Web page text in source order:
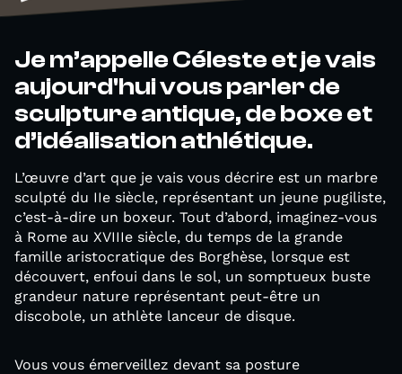
Je m’appelle Céleste et je vais
aujourd'hui vous parler de
sculpture antique, de boxe et
d’idéalisation athlétique.
L’œuvre d’art que je vais vous décrire est un marbre
sculpté du IIe siècle, représentant un jeune pugiliste,
c’est-à-dire un boxeur. Tout d’abord, imaginez-vous
à Rome au XVIIIe siècle, du temps de la grande
famille aristocratique des Borghèse, lorsque est
découvert, enfoui dans le sol, un somptueux buste
grandeur nature représentant peut-être un
discobole, un athlète lanceur de disque.
Vous vous émerveillez devant sa posture